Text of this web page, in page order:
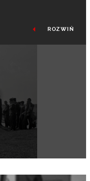
SPORTY
KOLEKCJA
ROZWIŃ